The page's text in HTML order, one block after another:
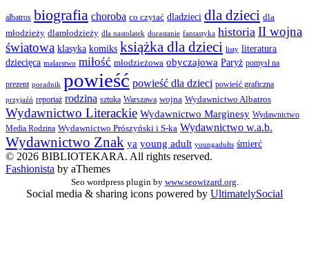
albatros biografia choroba co czytać dladzieci dla dzieci dla
młodzieży dlamłodzieży dla nastolatek dorastanie fantastyka historia II wojna
światowa klasyka komiks książka dla dzieci listy literatura
dziecięca malarstwo miłość młodzieżowa obyczajowa Paryż pomysł na
prezent poradnik powieść powieść dla dzieci powieść graficzna
przyjaźń reportaż rodzina sztuka Warszawa wojna Wydawnictwo Albatros
Wydawnictwo Literackie Wydawnictwo Marginesy Wydawnictwo
Media Rodzina Wydawnictwo Prószyński i S-ka Wydawnictwo w.a.b.
Wydawnictwo Znak ya young adult youngadults śmierć
© 2026 BIBLIOTEKARA. All rights reserved.
Fashionista by aThemes
Seo wordpress plugin by www.seowizard.org
Social media & sharing icons powered by UltimatelySocial